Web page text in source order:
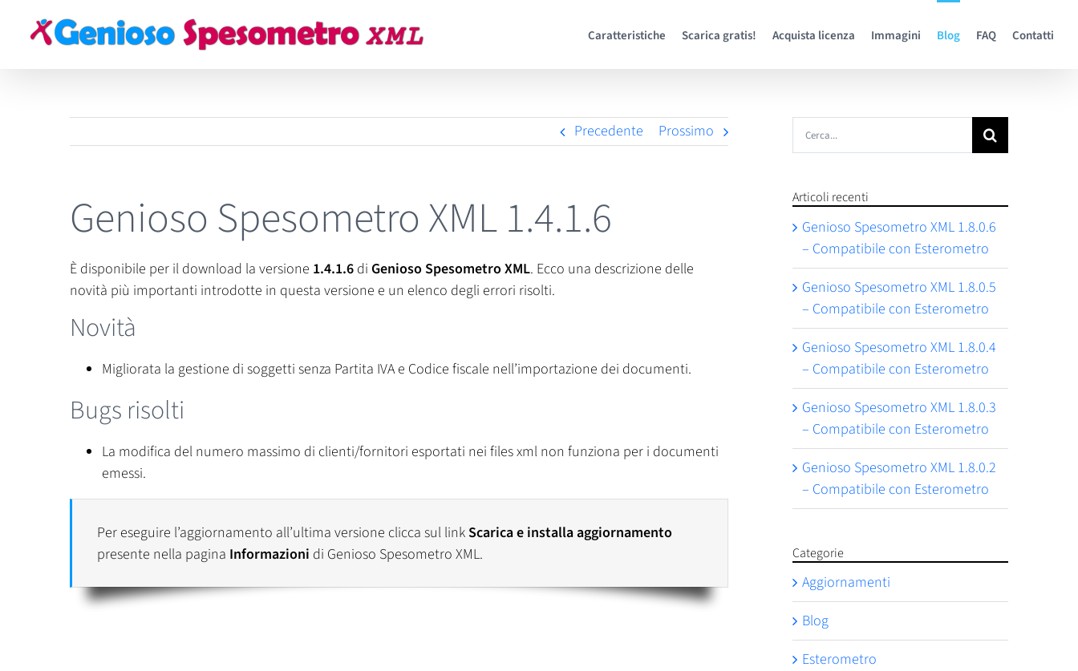
Caratteristiche Scarica gratis! Acquista licenza Immagini Blog FAQ Contatti
Precedente Prossimo
Genioso Spesometro XML 1.4.1.6
È disponibile per il download la versione 1.4.1.6 di Genioso Spesometro XML. Ecco una descrizione delle
novità più importanti introdotte in questa versione e un elenco degli errori risolti.
Novità
Migliorata la gestione di soggetti senza Partita IVA e Codice fiscale nell’importazione dei documenti.
Bugs risolti
La modifica del numero massimo di clienti/fornitori esportati nei files xml non funziona per i documenti
emessi.
Per eseguire l’aggiornamento all’ultima versione clicca sul linkScarica e installa aggiornamento
presente nella pagina Informazioni di Genioso Spesometro XML.
Cerca
per:
Articoli recenti
Genioso Spesometro XML 1.8.0.6
– Compatibile con Esterometro
Genioso Spesometro XML 1.8.0.5
– Compatibile con Esterometro
Genioso Spesometro XML 1.8.0.4
– Compatibile con Esterometro
Genioso Spesometro XML 1.8.0.3
– Compatibile con Esterometro
Genioso Spesometro XML 1.8.0.2
– Compatibile con Esterometro
Categorie
Aggiornamenti
Blog
Esterometro